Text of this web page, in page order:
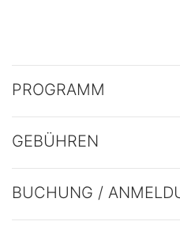
PROGRAMM
GEBÜHREN
BUCHUNG /